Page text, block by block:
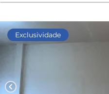
Exclusividade
chevron_left